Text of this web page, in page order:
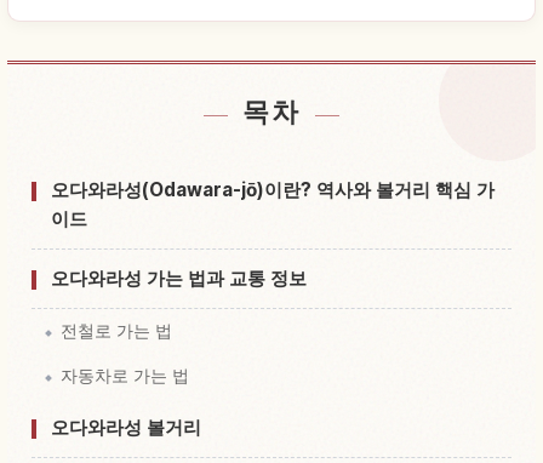
성 Odawara 근처 숙소 찾기
성 Odawara 체험 찾기↗
목차
오다와라성(Odawara-jō)이란? 역사와 볼거리 핵심 가
이드
오다와라성 가는 법과 교통 정보
전철로 가는 법
자동차로 가는 법
오다와라성 볼거리